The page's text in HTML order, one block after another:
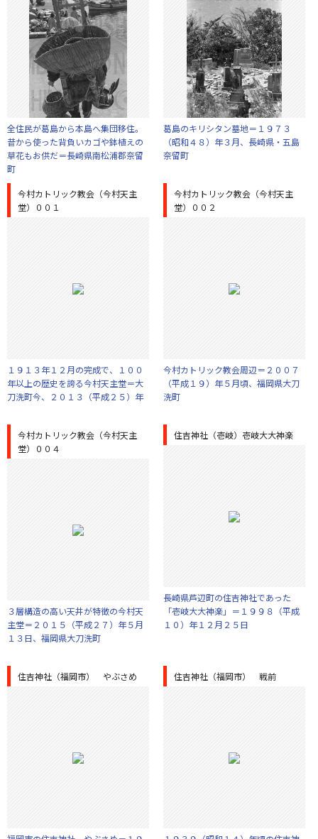
全住民が葛島から本島へ集団移住。
昔から使った背負いカゴや鉢植えの
草花もお供だ＝長崎県南松浦郡奈留
町
葛島のキリシタン墓地＝１９７３
（昭和４８）年３月、長崎県・五島
奈留町
今村カトリック教会（今村天主
堂）００１
１９１３年１２月の完成で、１００
年以上の歴史を誇る今村天主堂＝大
刀洗町今、２０１３（平成２５）年
今村カトリック教会（今村天主
堂）００２
今村カトリック教会周辺＝２００７
（平成１９）年５月頃、福岡県大刀
洗町
今村カトリック教会（今村天主
堂）００４
３層構造の高い天井が特徴の今村天
主堂＝２０１５（平成２７）年５月
１３日、福岡県大刀洗町
住吉神社（壱岐）壱岐大大神楽
長崎県芦辺町の住吉神社であった
「壱岐大大神楽」＝１９９８（平成
１０）年１２月２５日
住吉神社（福岡市） やぶさめ 住吉神社（福岡市） 戦前